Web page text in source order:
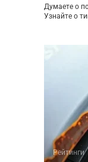
Думаете о
Узнайте о
Рейтинги